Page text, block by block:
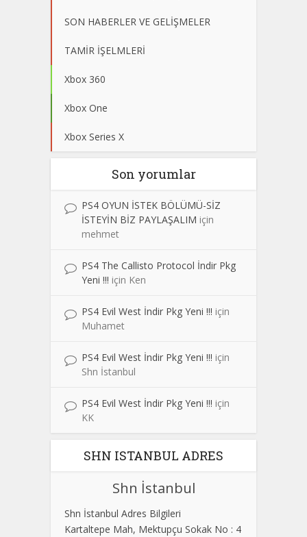
SON HABERLER VE GELİŞMELER
TAMİR İŞELMLERİ
Xbox 360
Xbox One
Xbox Series X
Son yorumlar
PS4 OYUN İSTEK BÖLÜMÜ-SİZ
İSTEYİN BİZ PAYLAŞALIM için
mehmet
PS4 The Callisto Protocol İndir Pkg
Yeni !!! için Ken
PS4 Evil West İndir Pkg Yeni !!! için
Muhamet
PS4 Evil West İndir Pkg Yeni !!! için
Shn İstanbul
PS4 Evil West İndir Pkg Yeni !!! için
KK
SHN ISTANBUL ADRES
Shn İstanbul
Shn İstanbul Adres Bilgileri
Kartaltepe Mah, Mektupçu Sokak No : 4